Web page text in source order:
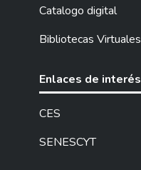
Catalogo digital
Bibliotecas Virtuales
Enlaces de interés
CES
SENESCYT